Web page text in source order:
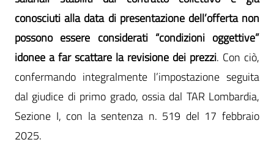
conosciuti alla data di presentazione dell’offerta non
possono essere considerati “condizioni oggettive”
idonee a far scattare la revisione dei prezzi. Con ciò,
confermando integralmente l’impostazione seguita
dal giudice di primo grado, ossia dal TAR Lombardia,
Sezione I, con la sentenza n. 519 del 17 febbraio
2025.